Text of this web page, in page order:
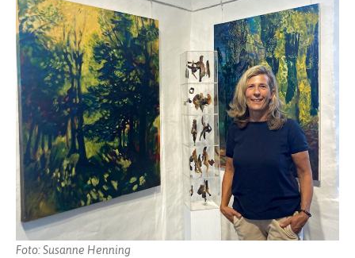
Foto: Susanne Henning